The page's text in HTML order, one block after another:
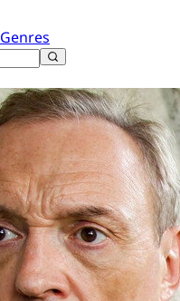
Genres